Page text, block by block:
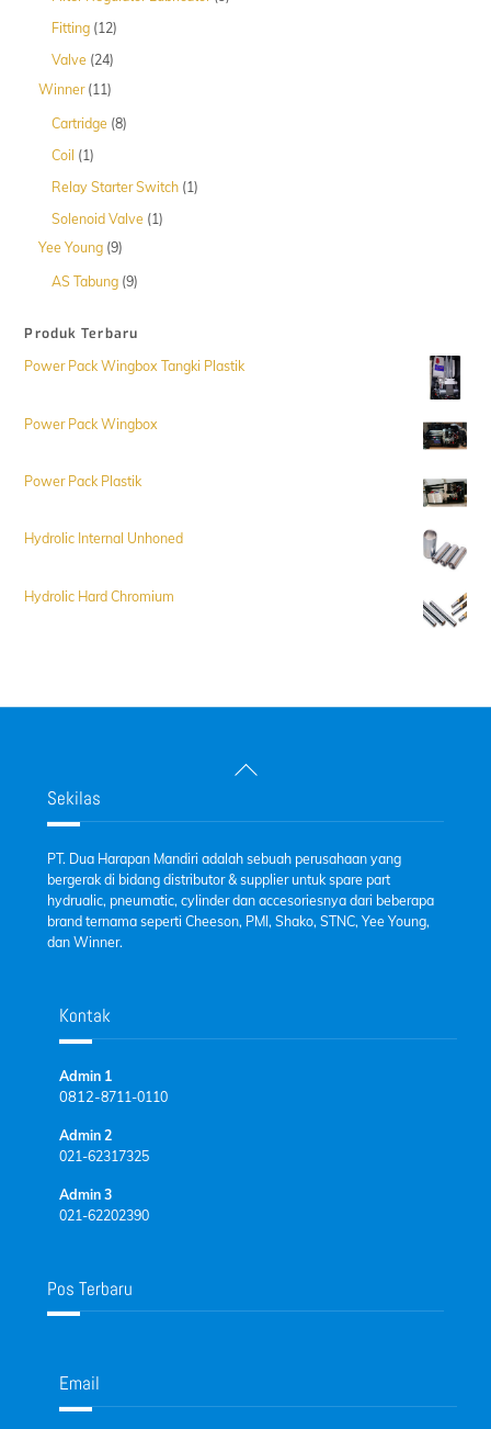
Fitting 1212
Valve 2424
Produk
Winner 1111
Cartridge 88
Coil 11
Relay Starter Switch 11
Solenoid Valve 11
Yee Young 99
AS Tabung 99
Produk Terbaru
Power Pack Wingbox Tangki Plastik
Power Pack Wingbox
Power Pack Plastik
Hydrolic Internal Unhoned
Hydrolic Hard Chromium
Back
To
Sekilas
PT. Dua Harapan Mandiri adalah sebuah perusahaan yang
bergerak di bidang distributor & supplier untuk spare part
hydrualic, pneumatic, cylinder dan accesoriesnya dari beberapa
brand ternama seperti Cheeson, PMI, Shako, STNC, Yee Young,
dan Winner.
Kontak
Admin 1
0812-8711-0110
Admin 2
021-62317325
Admin 3
021-62202390
Pos Terbaru
Email